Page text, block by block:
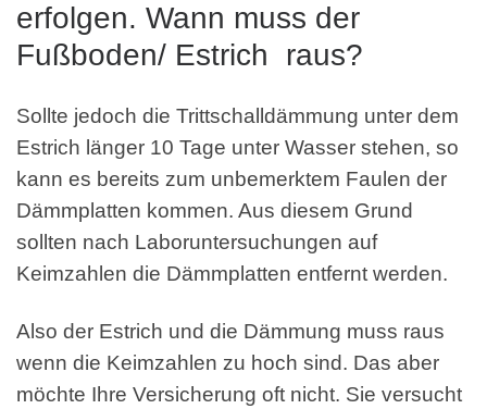
erfolgen. Wann muss der
Fußboden/ Estrich raus?
Sollte jedoch die Trittschalldämmung unter dem
Estrich länger 10 Tage unter Wasser stehen, so
kann es bereits zum unbemerktem Faulen der
Dämmplatten kommen. Aus diesem Grund
sollten nach Laboruntersuchungen auf
Keimzahlen die Dämmplatten entfernt werden.
Also der Estrich und die Dämmung muss raus
wenn die Keimzahlen zu hoch sind. Das aber
möchte Ihre Versicherung oft nicht. Sie versucht